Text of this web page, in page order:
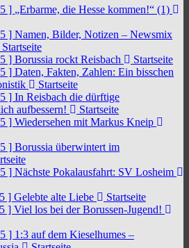
] „Erbarme, die Hesse kommen!“ (1)
] Namen, Bilder, Notizen – Newsmix
Startseite
] Borussia rockt Reisbach
Startseite
] Daten, Fakten, Zahlen: Ein bisschen
Startseite
] In Reisbach die dürftige
aufbessern!
Startseite
] Wiedersehen mit Markus Kneip
] Borussia überwintert im
] Nächste Pokalausfahrt: SV Losheim
] Gelebte alte Liebe
Startseite
] Viel los bei der Borussen-Jugend!
] 1:3 auf dem Kieselhumes –